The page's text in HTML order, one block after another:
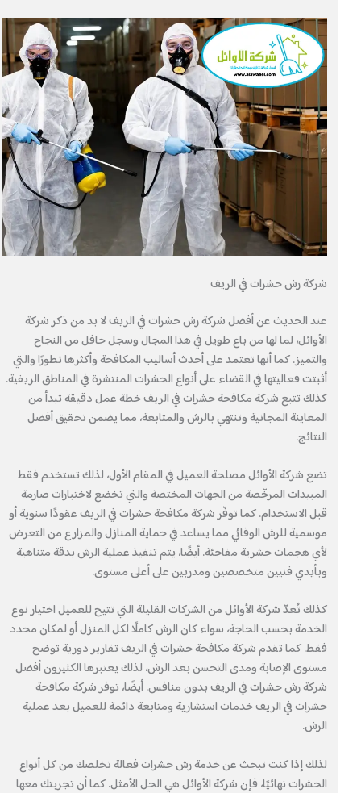
شركة رش حشرات في الريف
عند الحديث عن أفضل شركة رش حشرات في الريف لا بد من ذكر شركة
الأوائل، لما لها من باع طويل في هذا المجال وسجل حافل من النجاح
والتميز. كما أنها تعتمد على أحدث أساليب المكافحة وأكثرها تطورًا والتي
أثبتت فعاليتها في القضاء على أنواع الحشرات المنتشرة في المناطق الريفية.
كذلك تتبع شركة مكافحة حشرات في الريف خطة عمل دقيقة تبدأ من
المعاينة المجانية وتنتهي بالرش والمتابعة، مما يضمن تحقيق أفضل
النتائج.
تضع شركة الأوائل مصلحة العميل في المقام الأول، لذلك تستخدم فقط
المبيدات المرخّصة من الجهات المختصة والتي تخضع لاختبارات صارمة
قبل الاستخدام. كما توفّر شركة مكافحة حشرات في الريف عقودًا سنوية أو
موسمية للرش الوقائي مما يساعد في حماية المنازل والمزارع من التعرض
لأي هجمات حشرية مفاجئة. أيضًا، يتم تنفيذ عملية الرش بدقة متناهية
وبأيدي فنيين متخصصين ومدربين على أعلى مستوى.
كذلك تُعدّ شركة الأوائل من الشركات القليلة التي تتيح للعميل اختيار نوع
الخدمة بحسب الحاجة، سواء كان الرش كاملًا لكل المنزل أو لمكان محدد
فقط. كما تقدم شركة مكافحة حشرات في الريف تقارير دورية توضح
مستوى الإصابة ومدى التحسن بعد الرش، لذلك يعتبرها الكثيرون أفضل
شركة رش حشرات في الريف بدون منافس. أيضًا، توفر شركة مكافحة
حشرات في الريف خدمات استشارية ومتابعة دائمة للعميل بعد عملية
الرش.
لذلك إذا كنت تبحث عن خدمة رش حشرات فعالة تخلصك من كل أنواع
الحشرات نهائيًا، فإن شركة الأوائل هي الحل الأمثل. كما أن تجربتك معها